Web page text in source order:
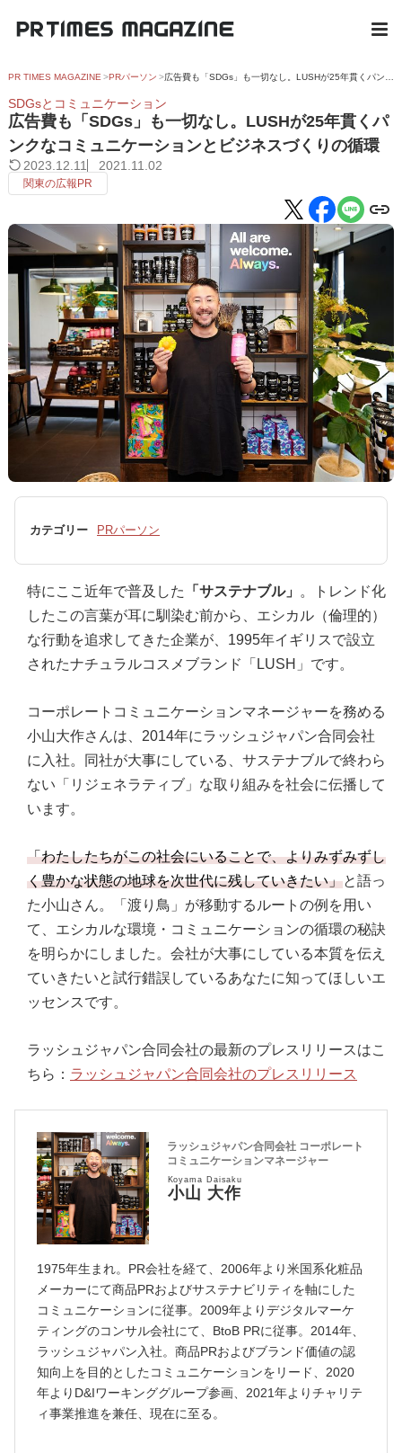
PR TIMES MAGAZINE PRパーソン
SDGsとコミュニケーション
広告費も「SDGs」も一切なし。LUSHが25年貫くパ
ンクなコミュニケーションとビジネスづくりの循環
2023.12.11 2021.11.02
関東の広報PR
カテゴリー PRパーソン
特にここ近年で普及した 「サステナブル」
。トレンド化
したこの言葉が耳に馴染む前から、エシカル（倫理的）
な行動を追求してきた企業が、1995年イギリスで設立
されたナチュラルコスメブランド「LUSH」です。
コーポレートコミュニケーションマネージャーを務める
小山大作さんは、2014年にラッシュジャパン合同会社
に入社。同社が大事にしている、サステナブルで終わら
ない「リジェネラティブ」な取り組みを社会に伝播して
います。
「わたしたちがこの社会にいることで、よりみずみずし
く豊かな状態の地球を次世代に残していきたい」と語っ
た小山さん。「渡り鳥」が移動するルートの例を用い
て、エシカルな環境・コミュニケーションの循環の秘訣
を明らかにしました。会社が大事にしている本質を伝え
ていきたいと試行錯誤しているあなたに知ってほしいエ
ッセンスです。
ラッシュジャパン合同会社の最新のプレスリリースはこ
ちら： ラッシュジャパン合同会社のプレスリリース
ラッシュジャパン合同会社 コーポレート
コミュニケーションマネージャー
小山 大作
Koyama Daisaku
1975年生まれ。PR会社を経て、2006年より米国系化粧品
メーカーにて商品PRおよびサステナビリティを軸にした
コミュニケーションに従事。2009年よりデジタルマーケ
ティングのコンサル会社にて、BtoB PRに従事。2014年、
ラッシュジャパン入社。商品PRおよびブランド価値の認
知向上を目的としたコミュニケーションをリード、2020
年よりD&Iワーキンググループ参画、2021年よりチャリテ
ィ事業推進を兼任、現在に至る。